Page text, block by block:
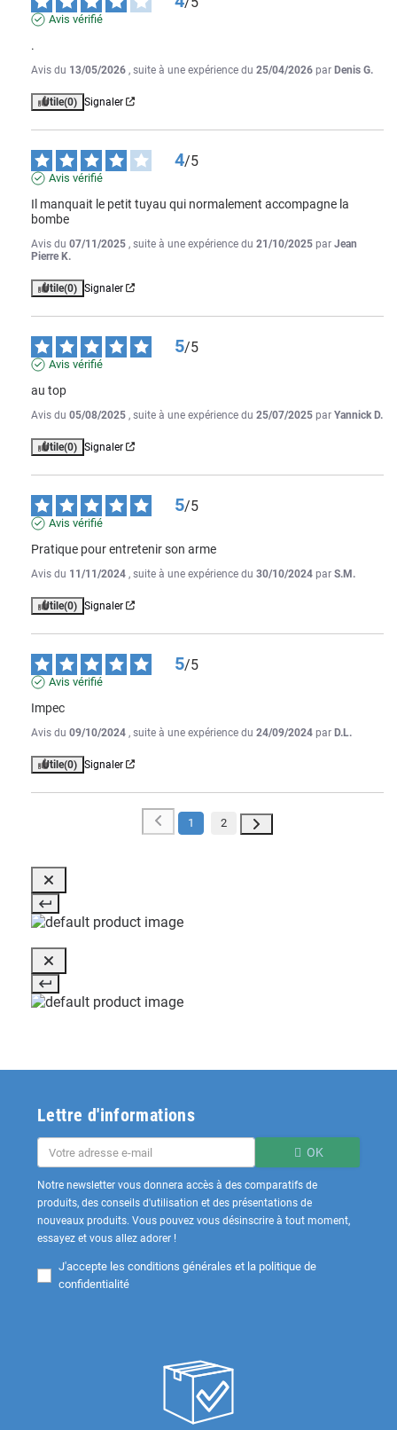
Avis vérifié
.
Avis du 13/05/2026 , suite à une expérience du 25/04/2026 par Denis G.
Utile(0) Signaler
4/5
Avis vérifié
Il manquait le petit tuyau qui normalement accompagne la
bombe
Avis du 07/11/2025 , suite à une expérience du 21/10/2025 par Jean
Pierre K.
Utile(0) Signaler
5/5
Avis vérifié
au top
Avis du 05/08/2025 , suite à une expérience du 25/07/2025 par Yannick D.
Utile(0) Signaler
5/5
Avis vérifié
Pratique pour entretenir son arme
Avis du 11/11/2024 , suite à une expérience du 30/10/2024 par S.M.
Utile(0) Signaler
5/5
Avis vérifié
Impec
Avis du 09/10/2024 , suite à une expérience du 24/09/2024 par D.L.
Utile(0) Signaler
1 2
Lettre d'informations
OK
Notre newsletter vous donnera accès à des comparatifs de
produits, des conseils d'utilisation et des présentations de
nouveaux produits. Vous pouvez vous désinscrire à tout moment,
essayez et vous allez adorer !
J'accepte les conditions générales et la politique de
confidentialité